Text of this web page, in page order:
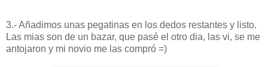
3.- Añadimos unas pegatinas en los dedos restantes y listo.
Las mias son de un bazar, que pasé el otro dia, las vi, se me
antojaron y mi novio me las compró =)